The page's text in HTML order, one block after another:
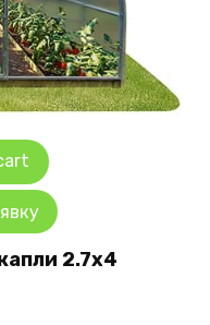
2.7х4